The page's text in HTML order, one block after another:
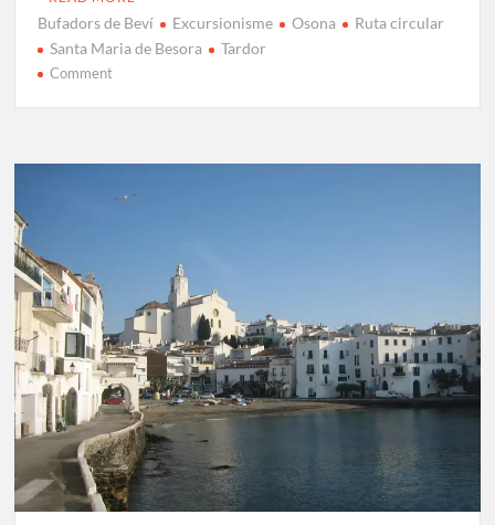
Bufadors de Beví Excursionisme Osona
Ruta circular
Santa Maria de Besora
Tardor
Commenton
de
Beví:
de
fades
a
Osona